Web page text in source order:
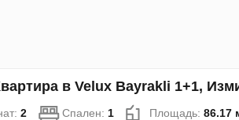
в Velux Bayrakli 1+1,
2 Спален: 1 Площадь: 86.17